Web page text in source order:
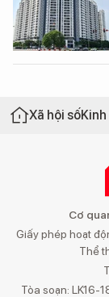
Xã hội số
Cơ
Giấy phép hoạt
Thể
Tòa soạn: LK16-